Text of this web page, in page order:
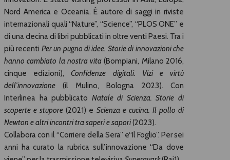
Nord America e Oceania. È autore di saggi in riviste
internazionali quali “Nature”, “Science”, “PLOS ONE” e
di una decina di libri pubblicati in oltre venti Paesi. Tra i
più recenti Per un pugno di idee. Storie di innovazioni che
hanno cambiato la nostra vita (Bompiani, Milano 2016,
cinque edizioni),Confidenze digitali. Vizi e virtù
dell’innovazione(il Mulino, Bologna 2023). Con
Interlinea ha pubblicato Natale di Scienza. Storie di
scoperte e stupore (2021) e Scienza e cucina. Il pollo di
Newton e altri incontri tra saperi e sapori(2023).
Collabora con il “Corriere della Sera” e“Il Foglio”. Per sei
anni ha curato la rubrica sull’innovazione “Da dove